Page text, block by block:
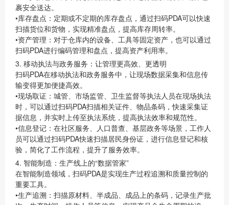
裹安全送达。
•库存盘点 ：定期或不定期的库存盘点，通过扫码PDA可以快速
扫描货位和货物，实现精准盘点，提高库存周转率。
•资产管理 ：对于仓库内的设备、工具等固定资产，也可以通过
扫码PDA进行编码管理和盘点，提高资产利用率。
3. 移动执法与政务服务：让管理更高效、更透明
扫码PDA在移动执法和政务服务中，让现场数据采集和信息传
输变得更加便捷高效。
•现场取证 ：城管、市场监管、卫生监督等执法人员在现场执法
时，可以通过扫码PDA扫描相关证件、物品条码，快速采集证
据信息，并实时上传至执法系统，提高执法效率和规范性。
•信息登记 ：在社区服务、人口普查、基层政务等场景，工作人
员可以通过扫码PDA快速扫描居民身份证，进行信息登记和核
验，简化了工作流程，提升了服务效率。
4. 智能制造：生产线上的“数据管家”
在智能制造领域，扫码PDA是实现生产过程追溯和质量控制的
重要工具。
•生产追溯 ：扫描原材料、半成品、成品上的条码，记录生产批